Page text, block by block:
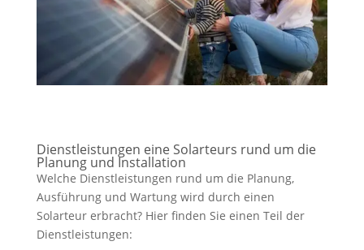
Dienstleistungen eine Solarteurs rund um die
Planung und Installation
Welche Dienstleistungen rund um die Planung,
Ausführung und Wartung wird durch einen
Solarteur erbracht? Hier finden Sie einen Teil der
Dienstleistungen: